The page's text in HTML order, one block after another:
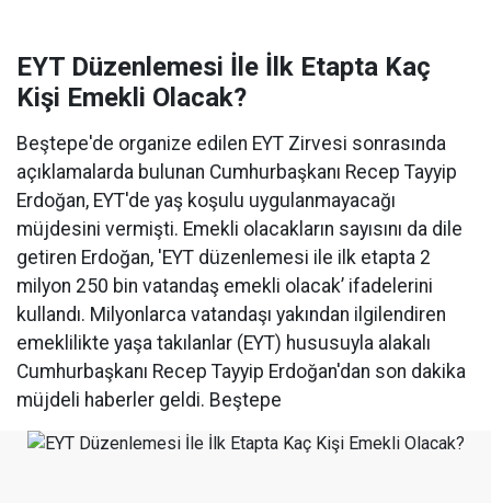
EYT Düzenlemesi İle İlk Etapta Kaç
Kişi Emekli Olacak?
Beştepe'de organize edilen EYT Zirvesi sonrasında
açıklamalarda bulunan Cumhurbaşkanı Recep Tayyip
Erdoğan, EYT'de yaş koşulu uygulanmayacağı
müjdesini vermişti. Emekli olacakların sayısını da dile
getiren Erdoğan, 'EYT düzenlemesi ile ilk etapta 2
milyon 250 bin vatandaş emekli olacak’ ifadelerini
kullandı. Milyonlarca vatandaşı yakından ilgilendiren
emeklilikte yaşa takılanlar (EYT) hususuyla alakalı
Cumhurbaşkanı Recep Tayyip Erdoğan'dan son dakika
müjdeli haberler geldi. Beştepe